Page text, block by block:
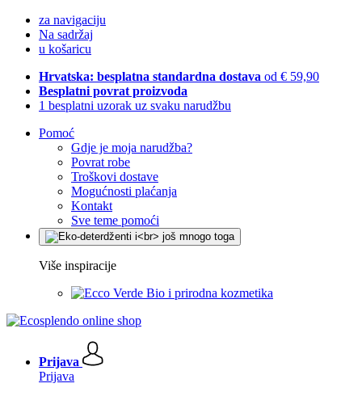
za navigaciju
Na sadržaj
u košaricu
Hrvatska: besplatna standardna dostava od € 59,90
Besplatni povrat proizvoda
1 besplatni uzorak uz svaku narudžbu
Pomoć
Gdje je moja narudžba?
Povrat robe
Troškovi dostave
Mogućnosti plaćanja
Kontakt
Sve teme pomoći
Više inspiracije
Bio i prirodna kozmetika
Prijava
Prijava